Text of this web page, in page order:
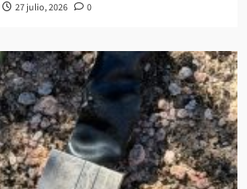
27 julio, 2026 0